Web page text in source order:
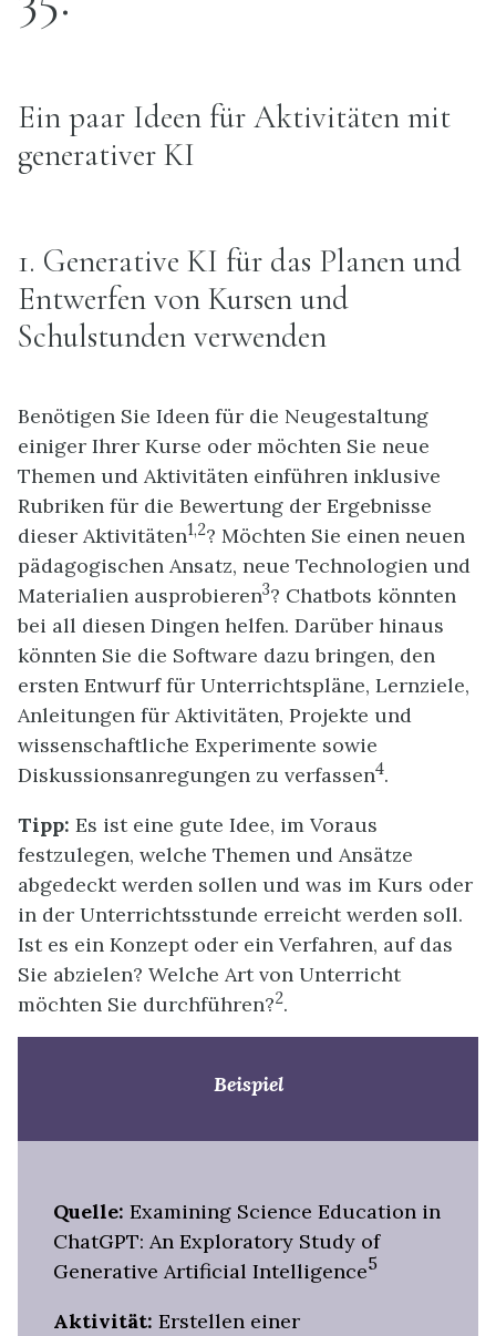
Ein paar Ideen für Aktivitäten mit
generativer KI
1. Generative KI für das Planen und
Entwerfen von Kursen und
Schulstunden verwenden
Benötigen Sie Ideen für die Neugestaltung
einiger Ihrer Kurse oder möchten Sie neue
Themen und Aktivitäten einführen inklusive
Rubriken für die Bewertung der Ergebnisse
dieser Aktivitäten1,2? Möchten Sie einen neuen
pädagogischen Ansatz, neue Technologien und
Materialien ausprobieren3? Chatbots könnten
bei all diesen Dingen helfen. Darüber hinaus
könnten Sie die Software dazu bringen, den
ersten Entwurf für Unterrichtspläne, Lernziele,
Anleitungen für Aktivitäten, Projekte und
wissenschaftliche Experimente sowie
Diskussionsanregungen zu verfassen4.
Tipp: Es ist eine gute Idee, im Voraus
festzulegen, welche Themen und Ansätze
abgedeckt werden sollen und was im Kurs oder
in der Unterrichtsstunde erreicht werden soll.
Ist es ein Konzept oder ein Verfahren, auf das
Sie abzielen? Welche Art von Unterricht
möchten Sie durchführen?2.
Beispiel
Quelle: Examining Science Education in
ChatGPT: An Exploratory Study of
Generative Artificial Intelligence5
Aktivität: Erstellen einer